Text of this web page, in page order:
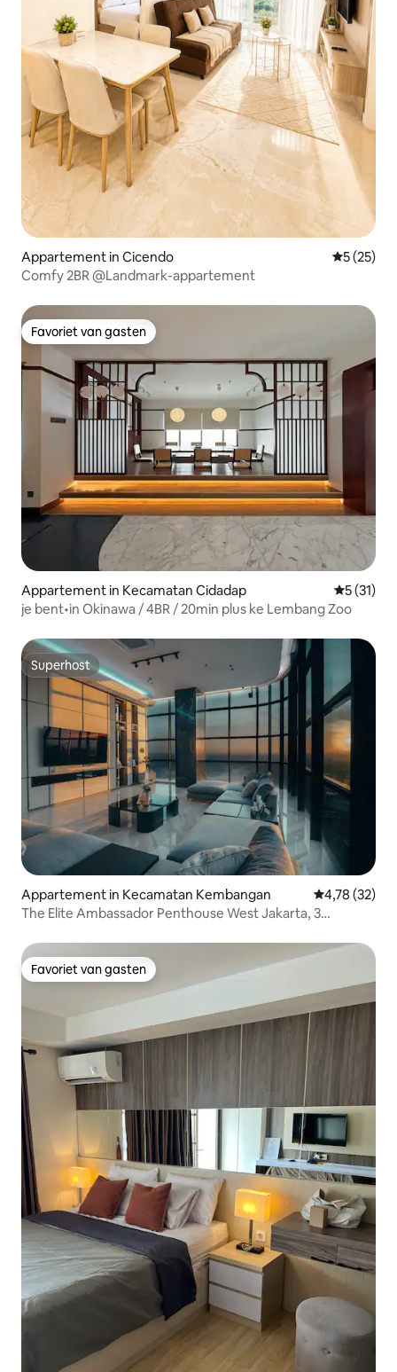
Appartement in Cicendo
5 (25)
Comfy 2BR @Landmark-appartement
Favoriet van gasten
Favoriet van gasten
Appartement in Kecamatan Cidadap
5 (31)
je bent•in Okinawa / 4BR / 20min plus ke Lembang Zoo
Superhost
Superhost
Appartement in Kecamatan Kembangan Gemiddelde
4,78 (32)
The Elite Ambassador Penthouse West Jakarta, 3
Favoriet van gasten
Favoriet van gasten